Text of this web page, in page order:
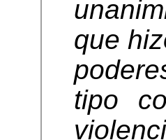
que
tipo